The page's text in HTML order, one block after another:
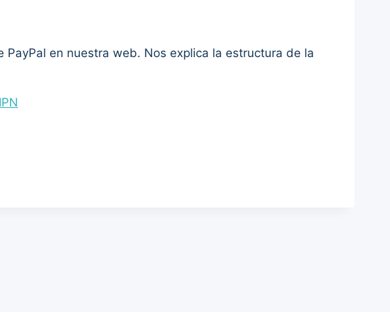
en nuestra web. Nos explica la estructura de la